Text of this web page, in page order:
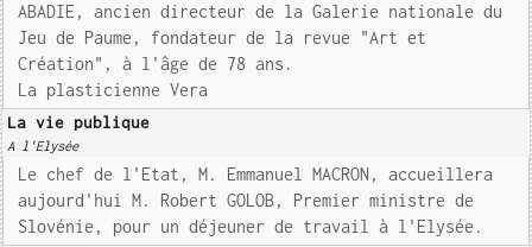
ABADIE, ancien directeur de la Galerie nationale du
Jeu de Paume, fondateur de la revue "Art et
Création", à l'âge de 78 ans.
La plasticienne Vera
La vie publique
A l'Elysée
Le chef de l'Etat, M. Emmanuel MACRON, accueillera
aujourd'hui M. Robert GOLOB, Premier ministre de
Slovénie, pour un déjeuner de travail à l'Elysée.